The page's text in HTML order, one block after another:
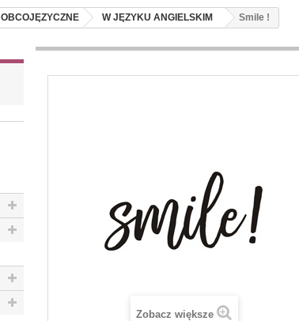
OBCOJĘZYCZNE W JĘZYKU ANGIELSKIM Smile !
Zobacz większe